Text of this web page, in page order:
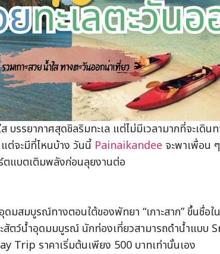
บรรยากาศสุดชิลริมทะเล แต่ไม่มีเวลามากที่จะเดิน
แต่จะมีที่ไหนบ้าง วันนี้ Painaikandee จะพาเพื่อน
ตแบตเติมพลังก่อนลุยงานต่อ
มสมบูรณ์ทางตอนใต้ของพัทยา “เกาะสาก” ขึ้นชื่อ
สัตว์น้ำอุดมมบูรณ์ นักท่องเที่ยวสามารถดำน้ำแบบ
Trip ราคาเริ่มต้นเพียง 500 บาทเท่านั้นเอง